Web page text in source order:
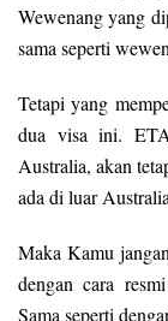
Wewenang yang
sama seperti
Tetapi yang
dua visa ini.
Australia, akan
ada di luar
Maka Kamu
dengan cara
Sama seperti